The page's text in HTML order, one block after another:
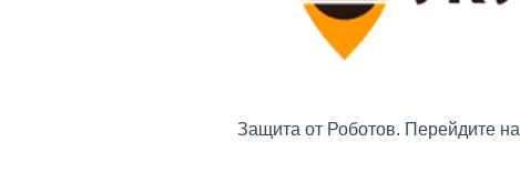
Защита от Роботов. Перейдите на